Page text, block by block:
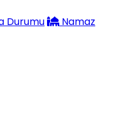
Durumu
Namaz